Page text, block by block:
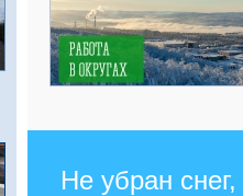
Не убран